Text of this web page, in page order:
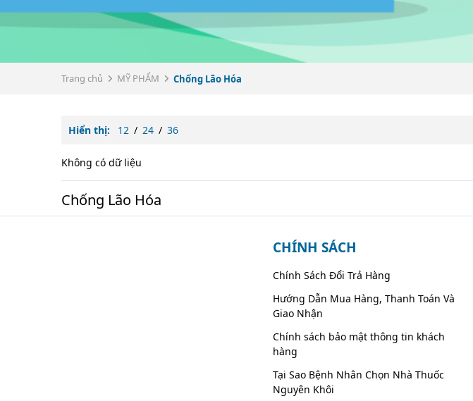
Trang chủ MỸ PHẨM Chống Lão Hóa
Hiển thị: 12 / 24 / 36
Không có dữ liệu
Chống Lão Hóa
CHÍNH SÁCH
Chính Sách Đổi Trả Hàng
Hướng Dẫn Mua Hàng, Thanh Toán Và
Giao Nhận
Chính sách bảo mật thông tin khách
hàng
Tại Sao Bệnh Nhân Chọn Nhà Thuốc
Nguyên Khôi